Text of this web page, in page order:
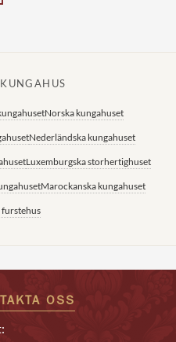
Norska kungahuset
Nederländska kungahuset
Luxemburgska storhertighuset
Marockanska kungahuset
OSS